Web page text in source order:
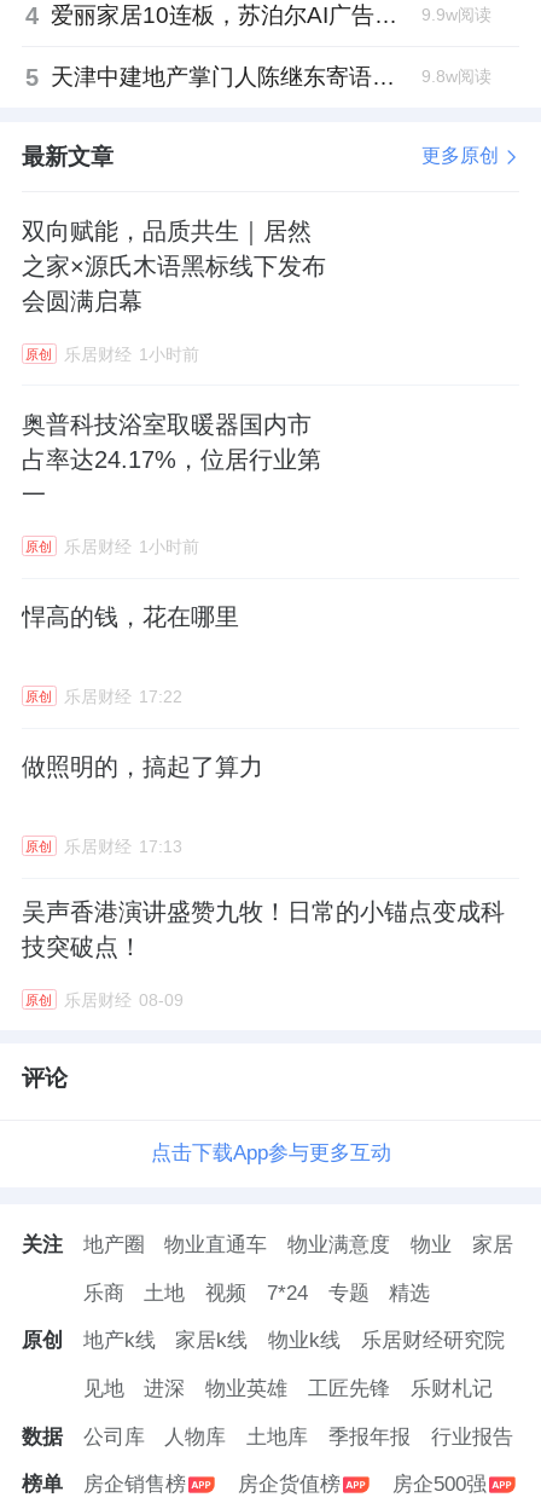
交易价格于2026年4月30日、2026年5月6日、
幅偏离值累计超过20%。根据深交所有关规
定，属于股票交易异常波动情形。
公告指出，公司目前未从事商业航天核心产业
（含火箭研制、卫星制造、发射服务等），亦
未开展数据中心算力运营业务。
金螳螂表示，公司仅以装饰及机电主业为上述
领域提供基础设施配套服务，目前仅承接少量
商业航天发射场配套工程及数据中心施工项
目，施工范围含办公楼、餐厅、公寓楼、机电
大影响。
4、 群核科技2025年员工流失率22.8%，黄晓煌
近日，群核科技（00068.HK）发布2025年环
22.79%。
广泛应用于从住宅及办公楼到零售店及商业项
专用图形处理单元(GPU)集群驱动，使设计师
及沉浸式的视觉效果进行体验。群核科技于4月
为联席保荐人。
群核科技的历史可以追溯到2011年11月，当时
其成立了杭州群核，透过该附属公司，向客户
提供空间设计服务。自该时起，公司由联合创
始人黄晓煌、陈航及朱皓领导。
5、公牛集团业绩下滑仍分红34亿，实控人阮
4 爱丽家居10连板，苏泊尔AI广告翻车，居然之家首单REITs获批丨家居周记 9.9w阅读
5 天津中建地产掌门人陈继东寄语青年“跳出舒适区”，曾任银行信贷经理 9.8w阅读
最新文章 更多原创
双向赋能，品质共生｜居然
之家×源氏木语黑标线下发布
会圆满启幕
原创 乐居财经 1小时前
奥普科技浴室取暖器国内市
占率达24.17%，位居行业第
一
原创 乐居财经 1小时前
悍高的钱，花在哪里
原创 乐居财经 17:22
做照明的，搞起了算力
原创 乐居财经 17:13
吴声香港演讲盛赞九牧！日常的小锚点变成科
技突破点！
原创 乐居财经 08-09
评论
点击下载App参与更多互动
关注 地产圈 物业直通车 物业满意度 物业 家居
乐商 土地 视频 7*24 专题 精选
原创 地产k线 家居k线 物业k线 乐居财经研究院
见地 进深 物业英雄 工匠先锋 乐财札记
数据 公司库 人物库 土地库 季报年报 行业报告
榜单 房企销售榜 房企货值榜 房企500强